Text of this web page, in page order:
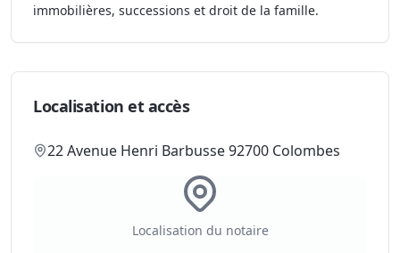
immobilières, successions et droit de la famille.
Localisation et accès
22 Avenue Henri Barbusse 92700 Colombes
Localisation du notaire